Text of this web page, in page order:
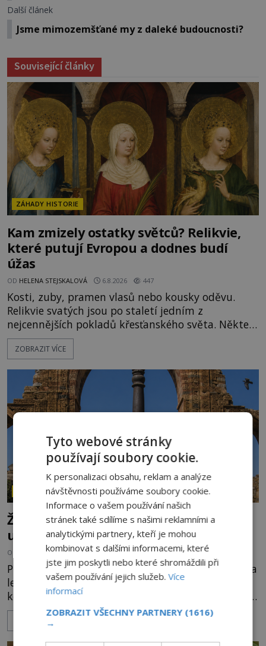
Další článek
Jsme mimozemšťané my z daleké budoucnosti?
Související články
ZÁHADY HISTORIE
Kam zmizely ostatky světců? Relikvie,
které putují Evropou a dodnes budí
úžas
OD HELENA STEJSKALOVÁ 6.8.2026 447
Kosti, zuby, pramen vlasů nebo kousky oděvu.
Relikvie svatých jsou po staletí jedním z
nejcennějších pokladů křesťanského světa. Některé
mají pečlivě doloženou historii, jiné provází
záhady, krádeže i nečekané objevy. Jejich osudy
o skutečné historické události. Ve středověké
Evropě mají relikvie mimořádnou hodnotu. Nejsou
jen předmětem úcty
ZOBRAZIT VÍCE
ZÁHADY HISTORIE
Železný zázrak z Indie: Proč tento sloup
už 1 600 let nezná rez?
OD HELENA STEJSKALOVÁ 5.8.2026 1.6TIS
Představa, že železo musí na dešti během několika
let zrezivět, bere v Dillí za své. Uprostřed
komplexu Qutb stojí více než sedm metrů vysoký
železný sloup, který už přibližně 1 600 let odolává
počasí s jen nepatrnými stopami koroze. Jeho
Tyto webové stránky
používají soubory cookie.
K personalizaci obsahu, reklam a analýze
návštěvnosti používáme soubory cookie.
Informace o vašem používání našich
stránek také sdílíme s našimi reklamními a
analytickými partnery, kteří je mohou
kombinovat s dalšími informacemi, které
jste jim poskytli nebo které shromáždili při
vašem používání jejich služeb.Více
informací
ZOBRAZIT VŠECHNY PARTNERY (1616)
→